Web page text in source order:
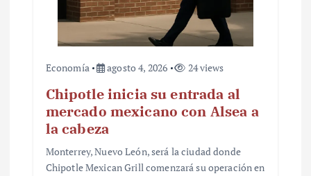
Economía agosto 4, 2026 24 views
Chipotle inicia su entrada al
mercado mexicano con Alsea a
la cabeza
Monterrey, Nuevo León, será la ciudad donde
Chipotle Mexican Grill comenzará su operación en